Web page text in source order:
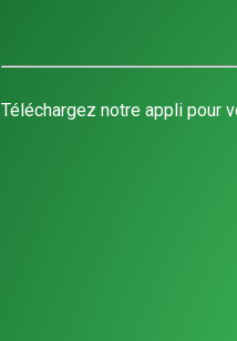
Téléchargez notre appli pour